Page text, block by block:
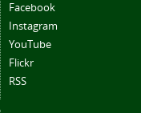
Facebook
Instagram
YouTube
Flickr
RSS